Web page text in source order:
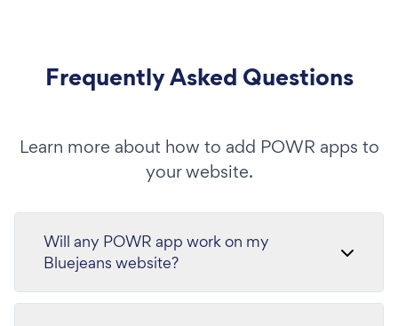
Frequently Asked Questions
Learn more about how to add POWR apps to
your website.
Will any POWR app work on my
Bluejeans website?